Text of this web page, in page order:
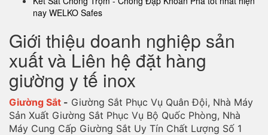
nay WELKO Safes
Giới thiệu doanh nghiệp sản
xuất và Liên hệ đặt hàng
giường y tế inox
Giường Sắt - Giường Sắt Phục Vụ Quân Đội, Nhà Máy
Sản Xuất Giường Sắt Phục Vụ Bộ Quốc Phòng, Nhà
Máy Cung Cấp Giường Sắt Uy Tín Chất Lượng Số 1